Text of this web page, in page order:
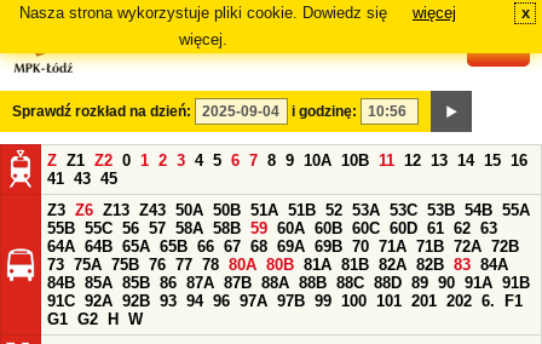
Nasza strona wykorzystuje pliki cookie. Dowiedz się
więcej.
więcej x
Sprawdź rozkład na dzień: i godzinę:
Z Z1 Z2 0 1 2 3 4 5 6 7 8 9 10A 10B 11 12 13 14 15 16
41 43 45
Z3 Z6 Z13 Z43 50A 50B 51A 51B 52 53A 53C 53B 54B 55A
55B 55C 56 57 58A 58B 59 60A 60B 60C 60D 61 62 63
64A 64B 65A 65B 66 67 68 69A 69B 70 71A 71B 72A 72B
73 75A 75B 76 77 78 80A 80B 81A 81B 82A 82B 83 84A
84B 85A 85B 86 87A 87B 88A 88B 88C 88D 89 90 91A 91B
91C 92A 92B 93 94 96 97A 97B 99 100 101 201 202 6.
F1
G1 G2 H
W